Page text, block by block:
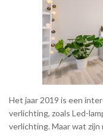
Het jaar 2019 is een
verlichting, zoals Led-
verlichting. Maar wat